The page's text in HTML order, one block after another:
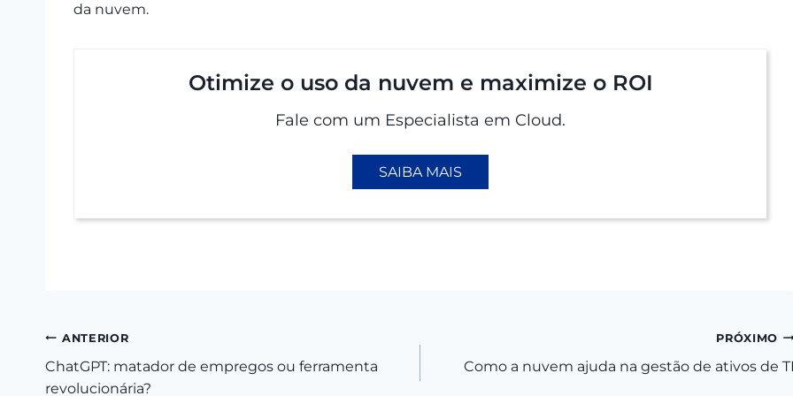
da nuvem.
Otimize o uso da nuvem e maximize o ROI
Fale com um Especialista em Cloud.
SAIBA MAIS
Navegação
de
ANTERIOR
ChatGPT: matador de empregos ou ferramenta
revolucionária?
PRÓXIMO
Como a nuvem ajuda na gestão de ativos de